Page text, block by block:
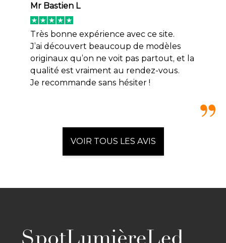
Mr Bastien L
Très bonne expérience avec ce site.
J’ai découvert beaucoup de modèles
originaux qu’on ne voit pas partout, et la
qualité est vraiment au rendez-vous.
Je recommande sans hésiter !
VOIR TOUS LES AVIS